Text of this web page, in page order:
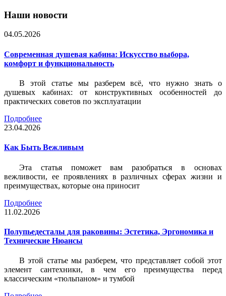
Наши новости
04.05.2026
Современная душевая кабина: Искусство выбора,
комфорт и функциональность
В этой статье мы разберем всё, что нужно знать о
душевых кабинах: от конструктивных особенностей до
практических советов по эксплуатации
Подробнее
23.04.2026
Как Быть Вежливым
Эта статья поможет вам разобраться в основах
вежливости, ее проявлениях в различных сферах жизни и
преимуществах, которые она приносит
Подробнее
11.02.2026
Полупьедесталы для раковины: Эстетика, Эргономика и
Технические Нюансы
В этой статье мы разберем, что представляет собой этот
элемент сантехники, в чем его преимущества перед
классическим «тюльпаном» и тумбой